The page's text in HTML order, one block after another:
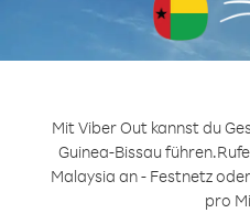
Mit Viber Out kannst du
Guinea-Bissau führen.
Malaysia an - Festnetz
pro